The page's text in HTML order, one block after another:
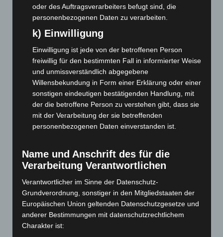
Juni 2026 (139)
Mai 2026
April 2026(99)
März 2026(115)
Februar 2026(109)
Januar 2026(122)
Dezember 2025(103)
November 2025(114)
Oktober 2025(112)
August 2025(90)
Juni 2025(103)
Mai 2025(112)
April 2025(88)
oder des Auftragsverarbeiters befugt sind, die
personenbezogenen Daten zu verarbeiten.
k) Einwilligung
Einwilligung ist jede von der betroffenen Person
freiwillig für den bestimmten Fall in informierter Weise
und unmissverständlich abgegebene
Willensbekundung in Form einer Erklärung oder einer
sonstigen eindeutigen bestätigenden Handlung, mit
der die betroffene Person zu verstehen gibt, dass sie
mit der Verarbeitung der sie betreffenden
personenbezogenen Daten einverstanden ist.
Name und Anschrift des für die
Verarbeitung Verantwortlichen
Verantwortlicher im Sinne der Datenschutz-
Grundverordnung, sonstiger in den Mitgliedstaaten der
Europäischen Union geltenden Datenschutzgesetze und
anderer Bestimmungen mit datenschutzrechtlichem
Charakter ist: